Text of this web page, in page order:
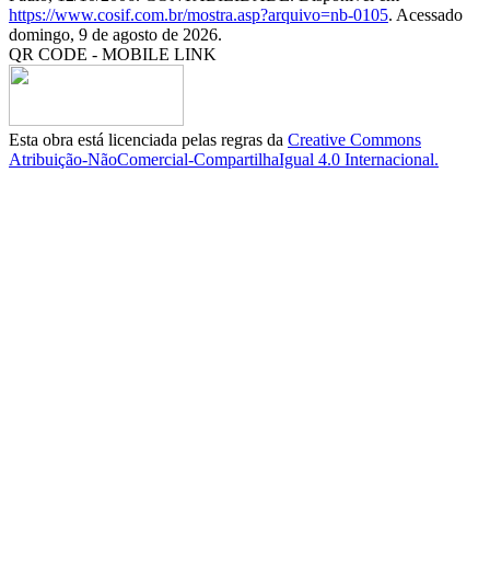
https://www.cosif.com.br/mostra.asp?arquivo=nb-0105. Acessado
domingo, 9 de agosto de 2026.
QR CODE - MOBILE LINK
Esta obra está licenciada pelas regras da Creative Commons
Atribuição-NãoComercial-CompartilhaIgual 4.0 Internacional.